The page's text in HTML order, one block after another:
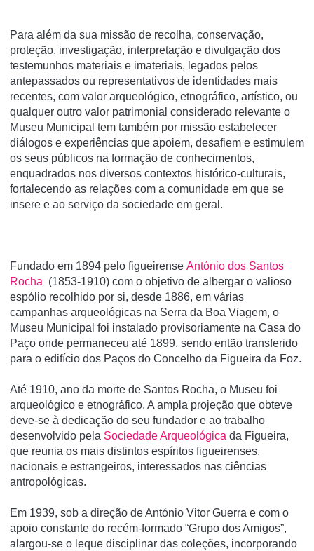
Para além da sua missão de recolha, conservação,
proteção, investigação, interpretação e divulgação dos
testemunhos materiais e imateriais, legados pelos
antepassados ou representativos de identidades mais
recentes, com valor arqueológico, etnográfico, artístico, ou
qualquer outro valor patrimonial considerado relevante o
Museu Municipal tem também por missão estabelecer
diálogos e experiências que apoiem, desafiem e estimulem
os seus públicos na formação de conhecimentos,
enquadrados nos diversos contextos histórico-culturais,
fortalecendo as relações com a comunidade em que se
insere e ao serviço da sociedade em geral.
Fundado em 1894 pelo figueirense António dos Santos
Rocha (1853-1910) com o objetivo de albergar o valioso
espólio recolhido por si, desde 1886, em várias
campanhas arqueológicas na Serra da Boa Viagem, o
Museu Municipal foi instalado provisoriamente na Casa do
Paço onde permaneceu até 1899, sendo então transferido
para o edifício dos Paços do Concelho da Figueira da Foz.
Até 1910, ano da morte de Santos Rocha, o Museu foi
arqueológico e etnográfico. A ampla projeção que obteve
deve-se à dedicação do seu fundador e ao trabalho
desenvolvido pela Sociedade Arqueológica da Figueira,
que reunia os mais distintos espíritos figueirenses,
nacionais e estrangeiros, interessados nas ciências
antropológicas.
Em 1939, sob a direção de António Vitor Guerra e com o
apoio constante do recém-formado “Grupo dos Amigos”,
alargou-se o leque disciplinar das coleções, incorporando